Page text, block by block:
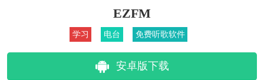
EZFM
学习 电台 免费听歌软件
安卓版下载